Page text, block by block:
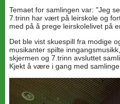
Temaet for samlingen var: "Jeg
7.trinn har vært på leirskole og
med på å prege leirskolelivet på
Det ble vist skuespill fra modige
musikanter spilte
skjermen og 7.trinn avsluttet
Kjekt å være i gang med